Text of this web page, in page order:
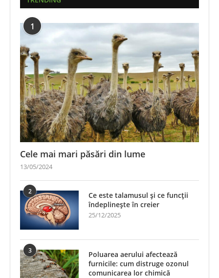
1
Cele mai mari păsări din lume
13/05/2024
2
Ce este talamusul și ce funcții
îndeplinește în creier
25/12/2025
3
Poluarea aerului afectează
furnicile: cum distruge ozonul
comunicarea lor chimică